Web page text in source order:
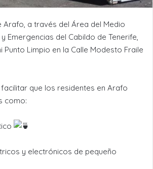
Arafo, a través del Área del Medio
Emergencias del Cabildo de Tenerife,
Punto Limpio en la Calle Modesto Fraile
que los residentes en Arafo
como:
y electrónicos de pequeño